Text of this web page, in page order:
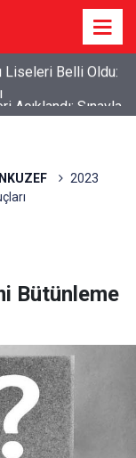
Sınavla
2023
Bütünleme